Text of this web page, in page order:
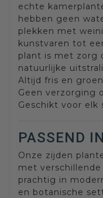
echte
hebben geen
plekken met
kunstvaren tot
plant is met zorg
natuurlijke
Altijd fris en groen
Geen verzorging
Geschikt voor elk
PASSEND
Onze zijden
met
prachtig in
en botanische